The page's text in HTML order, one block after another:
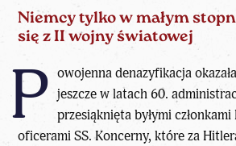
Niemcy tylko w małym
się z II wojny światowej
P owojenna denazyfikacja
jeszcze w latach 60.
przesiąknięta byłymi
oficerami SS. Koncerny, które za